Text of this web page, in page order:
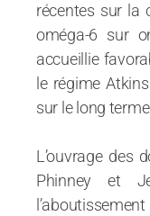
récentes sur la
oméga-6 sur
accueillie
le régime
sur le long
L’ouvrage des
Phinney et